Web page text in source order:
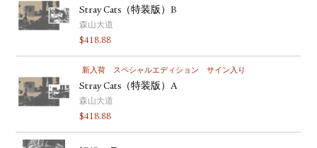
Stray Cats（特装版）B
森山大道
$418.88
新入荷 スペシャルエディション サイン入り
Stray Cats（特装版）A
森山大道
$418.88